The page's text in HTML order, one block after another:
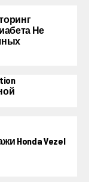
Не
Honda Vezel